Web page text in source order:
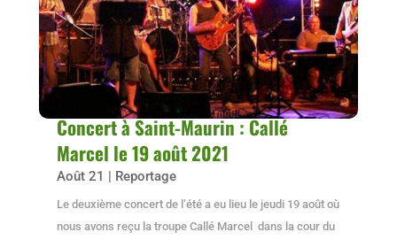
Concert à Saint-Maurin : Callé
Marcel le 19 août 2021
Août 21 | Reportage
Le deuxième concert de l’été a eu lieu le jeudi 19 août où
nous avons reçu la troupe Callé Marcel dans la cour du